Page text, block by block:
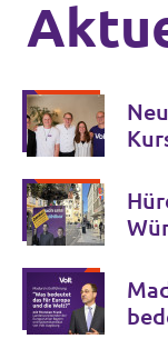
in